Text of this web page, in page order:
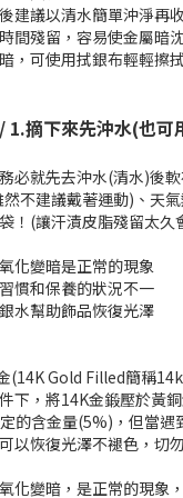
建議以清水簡單沖淨再
間殘留，容易使金屬暗
，可使用拭銀布輕輕擦
1.摘下來先沖水(也可
必就先去沖水(清水)後
不建議戴著運動)、天
！(讓汗漬皮脂殘留太
化變暗是正常的現象
慣和保養的狀況不一
水幫助飾品恢復光澤
(14K Gold Filled簡稱
下，將14K金鍛壓於黃
的含金量(5%)，但當
以恢復光澤不褪色，切
化變暗，是正常的現象